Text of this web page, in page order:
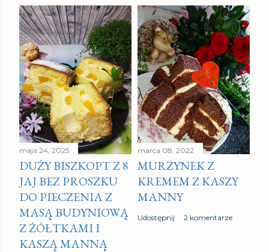
maja 24, 2025
DUŻY BISZKOPT Z 8
JAJ BEZ PROSZKU
DO PIECZENIA Z
MASĄ BUDYNIOWĄ
Z ŻÓŁTKAMI I
KASZĄ MANNĄ
marca 08, 2022
MURZYNEK Z
KREMEM Z KASZY
MANNY
Udostępnij 2 komentarze